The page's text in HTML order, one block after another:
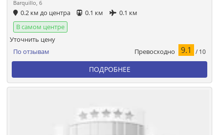
Barquillo, 6
0.2 км до центра 0.1 км
0.1 км
В самом центре
По отзывам Превосходно 9.1 / 10
Уточнить цену
ПОДРОБНЕЕ